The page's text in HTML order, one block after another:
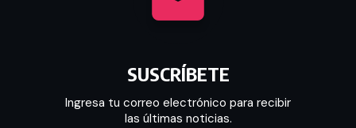
SUSCRÍBETE
Ingresa tu correo electrónico para recibir
las últimas noticias.